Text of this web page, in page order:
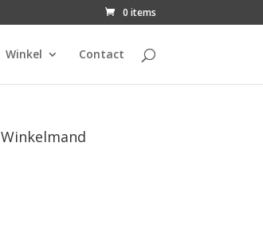
0 items
Winkel Contact
Winkelmand